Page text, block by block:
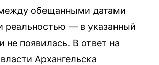
обещанными датами
реальностью — в указанный
не появилась. В ответ на
Архангельска